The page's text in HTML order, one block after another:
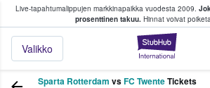
Live-tapahtumalippujen markkinapaikka vuodesta 2009.
prosenttinen takuu. Hinnat voivat
Valikko
fanit ostavat ja myyvät
Sparta Rotterdam vsFC TwenteTickets